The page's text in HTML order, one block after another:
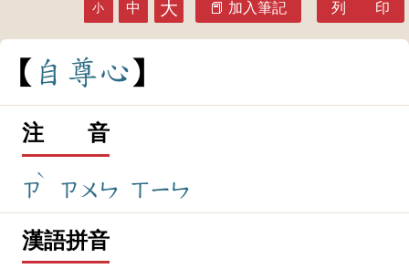
小 中 大 加入筆記 列 印
自 尊心
注 音
ㄗ
ˋ
ㄗㄨㄣ ㄒㄧㄣ
漢語拼音